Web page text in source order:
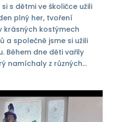
s dětmi ve školičce užili
plný her, tvoření
krásných kostýmech
a společně jsme si užili
Během dne děti vařily
namíchaly z různých...